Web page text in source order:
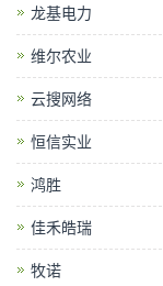
龙基电力
维尔农业
云搜网络
恒信实业
鸿胜
佳禾皓瑞
牧诺